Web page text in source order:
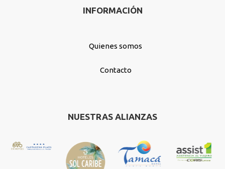
INFORMACIÓN
Quienes somos
Contacto
NUESTRAS ALIANZAS